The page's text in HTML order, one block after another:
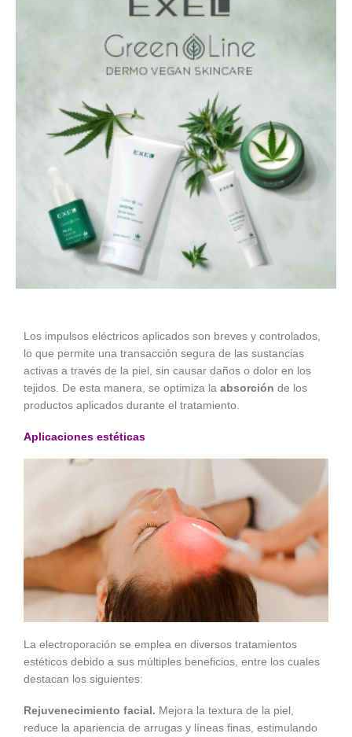
Los impulsos eléctricos aplicados son breves y controlados,
lo que permite una transacción segura de las sustancias
activas a través de la piel, sin causar daños o dolor en los
tejidos. De esta manera, se optimiza la absorción de los
productos aplicados durante el tratamiento.
Aplicaciones estéticas
La electroporación se emplea en diversos tratamientos
estéticos debido a sus múltiples beneficios, entre los cuales
destacan los siguientes:
Rejuvenecimiento facial. Mejora la textura de la piel,
reduce la apariencia de arrugas y líneas finas, estimulando